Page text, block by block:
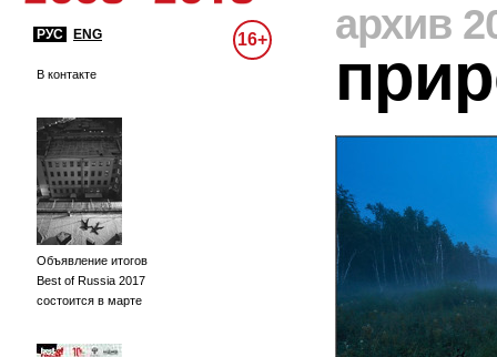
РУС ENG 16+
В контакте
Объявление итогов
Best of Russia 2017
состоится в марте
архив